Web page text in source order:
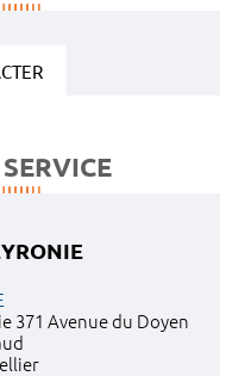
371 Avenue du Doyen